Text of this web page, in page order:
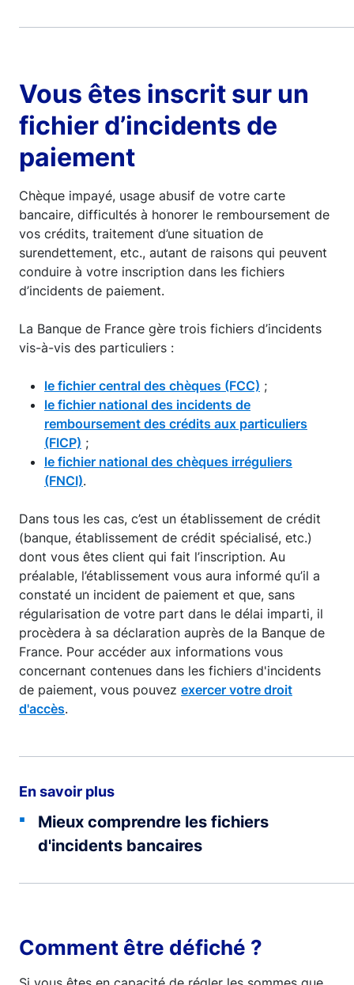
Vous êtes inscrit sur un
fichier d’incidents de
paiement
Chèque impayé, usage abusif de votre carte
bancaire, difficultés à honorer le remboursement de
vos crédits, traitement d’une situation de
surendettement, etc., autant de raisons qui peuvent
conduire à votre inscription dans les fichiers
d’incidents de paiement.
La Banque de France gère trois fichiers d’incidents
vis-à-vis des particuliers :
le fichier central des chèques (FCC) ;
le fichier national des incidents de
remboursement des crédits aux particuliers
(FICP) ;
le fichier national des chèques irréguliers
(FNCI).
Dans tous les cas, c’est un établissement de crédit
(banque, établissement de crédit spécialisé, etc.)
dont vous êtes client qui fait l’inscription. Au
préalable, l’établissement vous aura informé qu’il a
constaté un incident de paiement et que, sans
régularisation de votre part dans le délai imparti, il
procèdera à sa déclaration auprès de la Banque de
France. Pour accéder aux informations vous
concernant contenues dans les fichiers d'incidents
de paiement, vous pouvez exercer votre droit
d'accès.
En savoir plus
Mieux comprendre les fichiers
d'incidents bancaires
Comment être défiché ?